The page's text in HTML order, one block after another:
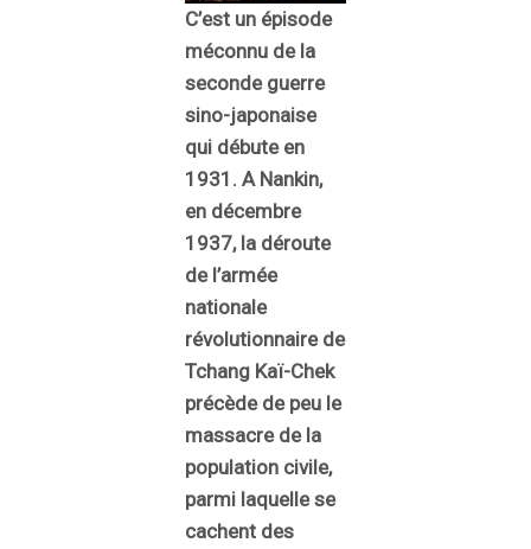
C’est un épisode
méconnu de la
seconde guerre
sino-japonaise
qui débute en
1931. A Nankin,
en décembre
1937, la déroute
de l’armée
nationale
révolutionnaire de
Tchang Kaï-Chek
précède de peu le
massacre de la
population civile,
parmi laquelle se
cachent des